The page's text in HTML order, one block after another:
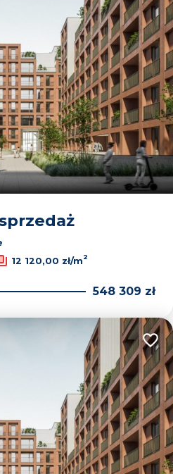
12 120,00 zł/m2
548 309 zł